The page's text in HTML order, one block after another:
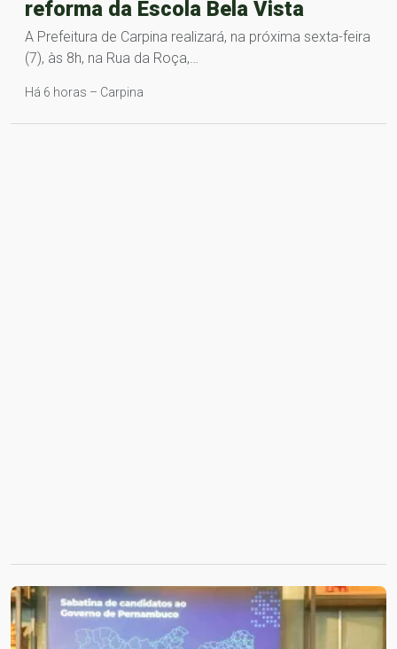
reforma da Escola Bela Vista
A Prefeitura de Carpina realizará, na próxima sexta-feira
(7), às 8h, na Rua da Roça,…
Há 6 horas – Carpina